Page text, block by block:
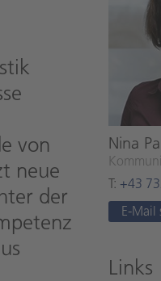
von
neue
der
Nina
T: +43
E-Mail
Links